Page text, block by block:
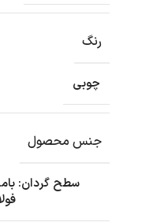
رنگ
چوبی
جنس محصول
سطح گردان: